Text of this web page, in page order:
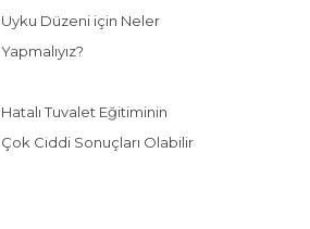
Uyku Düzeni için Neler
Yapmalıyız?
Hatalı Tuvalet Eğitiminin
Çok Ciddi Sonuçları Olabilir